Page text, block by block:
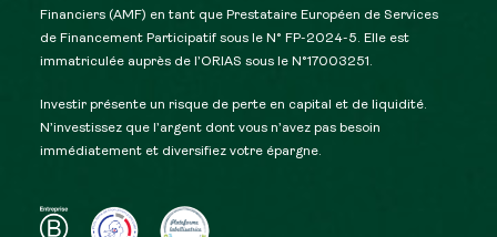
Financiers (AMF) en tant que Prestataire Européen de Services
de Financement Participatif sous le N° FP-2024-5. Elle est
immatriculée auprès de l’ORIAS sous le N°17003251.
Investir présente un risque de perte en capital et de liquidité.
N’investissez que l’argent dont vous n’avez pas besoin
immédiatement et diversifiez votre épargne.